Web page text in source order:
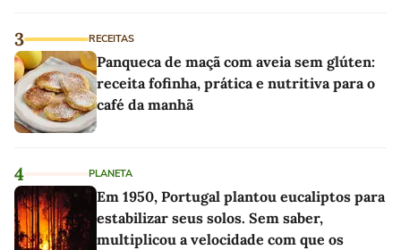
3 RECEITAS
Panqueca de maçã com aveia sem glúten:
receita fofinha, prática e nutritiva para o
café da manhã
4 PLANETA
Em 1950, Portugal plantou eucaliptos para
estabilizar seus solos. Sem saber,
multiplicou a velocidade com que os